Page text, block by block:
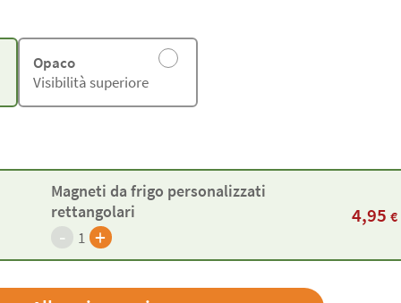
Opaco
Visibilità superiore
Magneti da frigo personalizzati
rettangolari
- 1 +
4,95 €